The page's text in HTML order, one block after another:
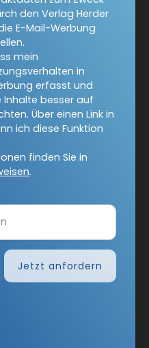
IN DER GEGENWART
einfach leben
Gottesdienst
Pastoralblätter
Forum Weltkirche
Lebensspuren
761 2717200
Abo online kündigen
den Verlag Herder
E-Mail-Werbung
mein
in
erfasst und
besser auf
Über einen Link in
ich diese Funktion
finden Sie in
.
Jetzt anfordern